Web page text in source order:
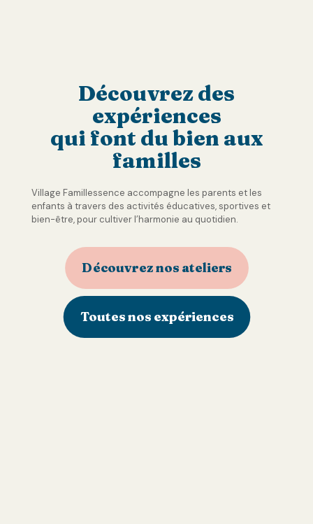
Découvrez des
expériences
qui font du bien aux
familles
Village Famillessence accompagne les parents et les
enfants à travers des activités éducatives, sportives et
bien-être, pour cultiver l’harmonie au quotidien.
Découvrez nos ateliers
Toutes nos expériences